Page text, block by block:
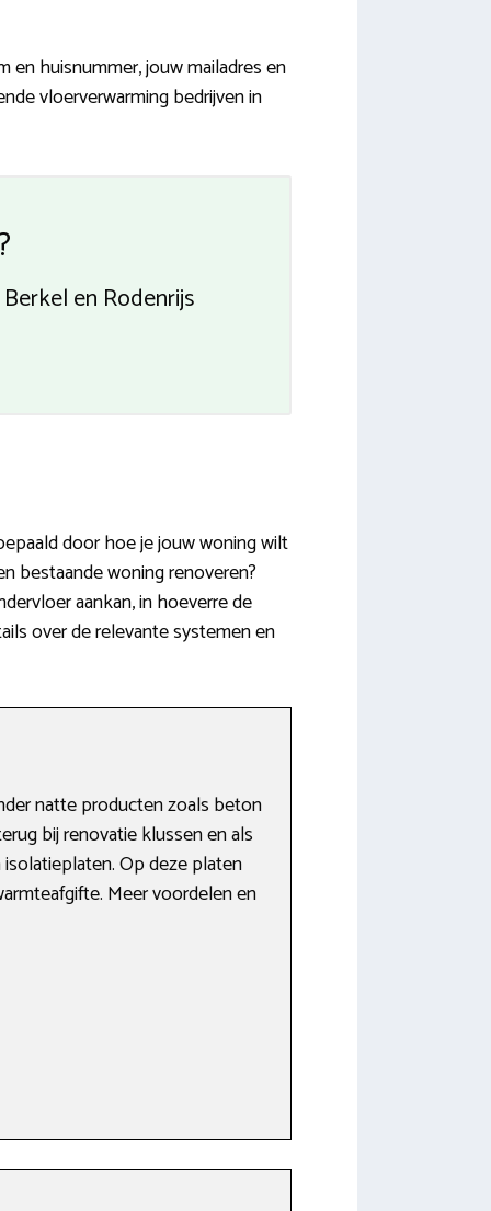
huisnummer, jouw mailadres en
vloerverwarming bedrijven in
en Rodenrijs
door hoe je jouw woning wilt
bestaande woning renoveren?
aankan, in hoeverre de
over de relevante systemen en
natte producten zoals beton
bij renovatie klussen en als
Op deze platen
Meer voordelen en